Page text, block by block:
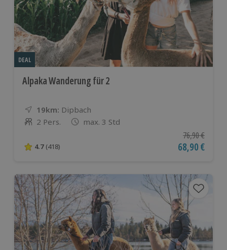
DEAL
Alpaka Wanderung für 2
19km: Entfernung
Standort
Dipbach
Anzahl der Teilnehmer
2 Pers. max. 3 Std
4.7 von 5 Sternen basierend auf 418 Bewertungen
4.7 (418)
76,90 €
Aktueller
68,90 €